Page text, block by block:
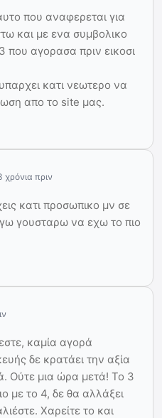
που αναφερεται για
και με ενα συμβολικο
που αγορασα πριν εικοσι
κατι νεωτερο να
απο το site μας.
χρόνια πριν
κατι προσωπικο μν σε
γουσταρω να εχω το πιο
καμία αγορά
δε κρατάει την αξία
Ούτε μια ώρα μετά! Το 3
με το 4, δε θα αλλάξει
Χαρείτε το και